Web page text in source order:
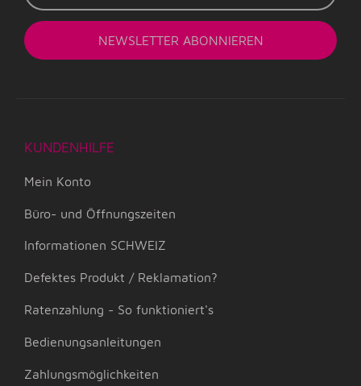
Adresse
NEWSLETTER ABONNIEREN
KUNDENHILFE
Mein Konto
Büro- und Öffnungszeiten
Informationen SCHWEIZ
Defektes Produkt / Reklamation?
Ratenzahlung - So funktioniert's
Bedienungsanleitungen
Zahlungsmöglichkeiten